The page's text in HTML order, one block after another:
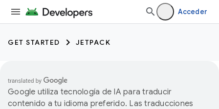
Acceder
GET STARTED JETPACK
Google utiliza tecnología de IA para traducir
contenido a tu idioma preferido. Las traducciones